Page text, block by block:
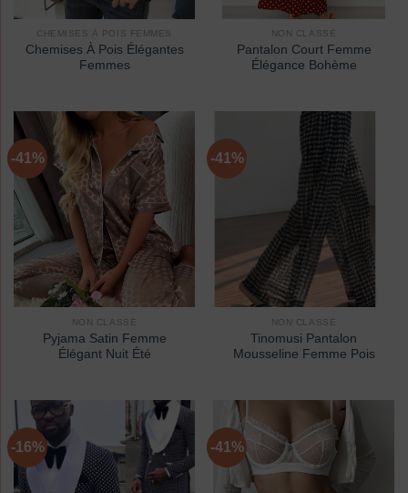
CHEMISES À POIS FEMMES
Chemises À Pois Élégantes
Femmes
NON CLASSÉ
Pantalon Court Femme
Élégance Bohème
-41%
NON CLASSÉ
Pyjama Satin Femme
Élégant Nuit Été
-41%
NON CLASSÉ
Tinomusi Pantalon
Mousseline Femme Pois
-16% -41%